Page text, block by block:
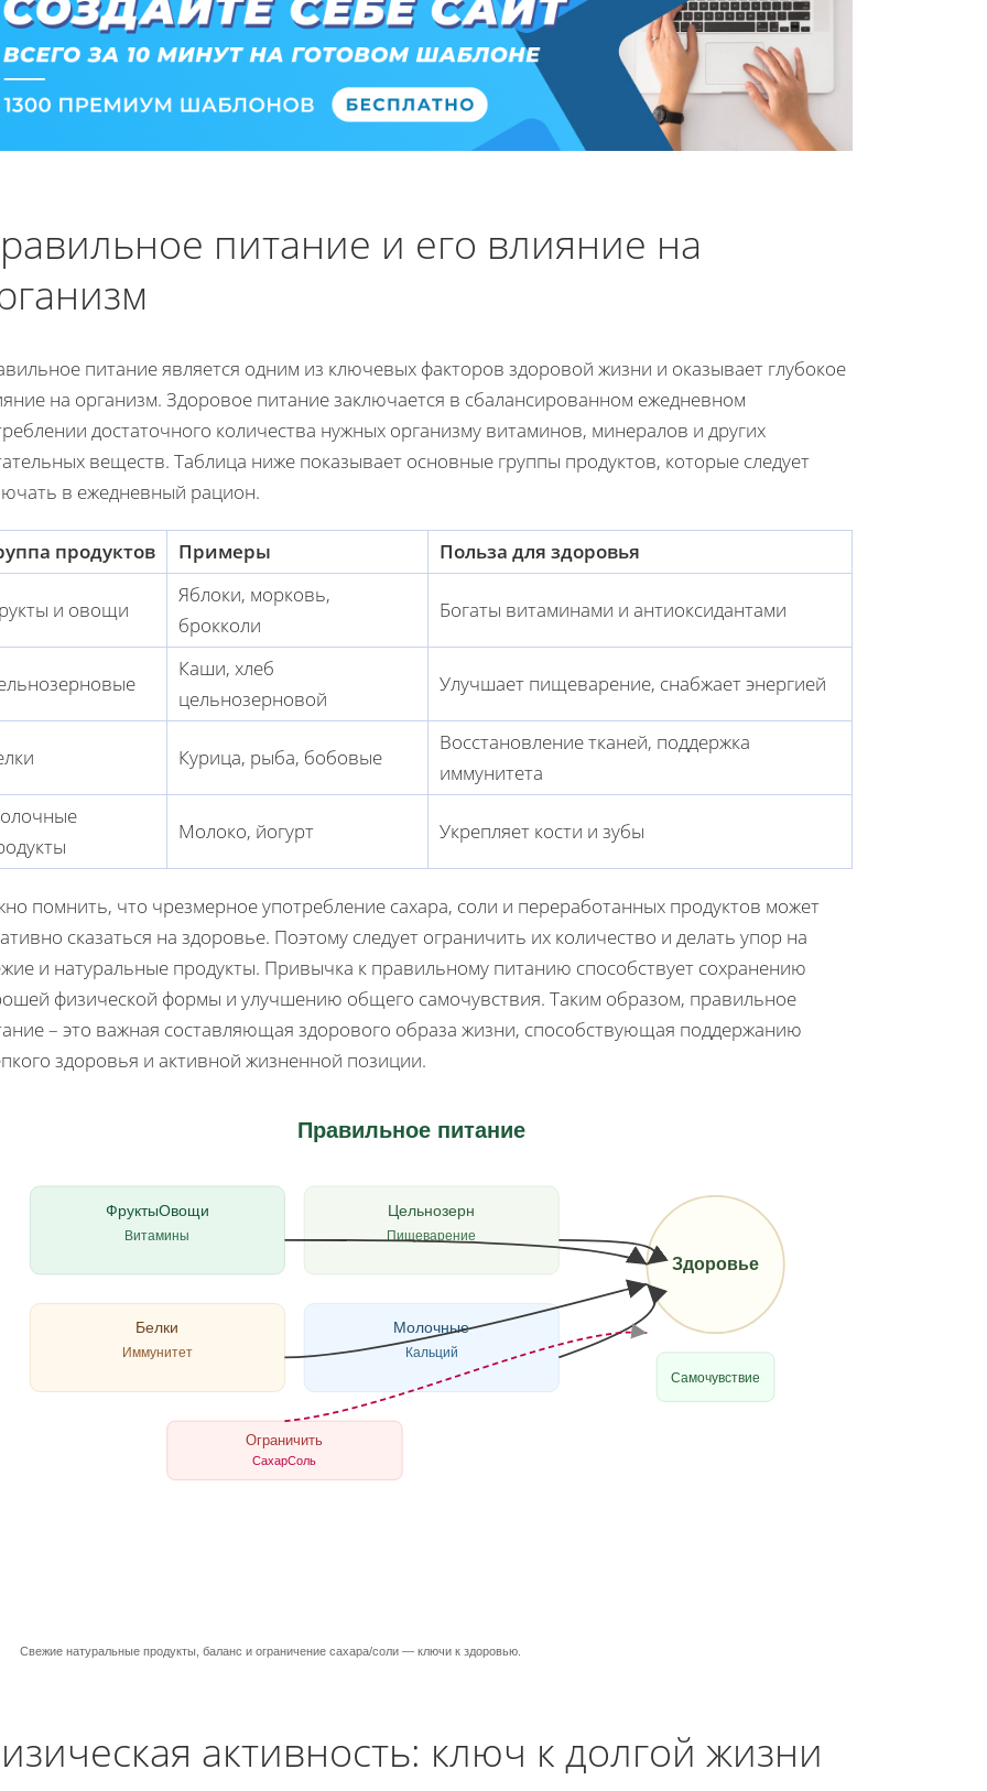
питание и его влияние на
питание является одним из ключевых факторов здоровой жизни и оказывает глубокое
на организм. Здоровое питание заключается в сбалансированном ежедневном
достаточного количества нужных организму витаминов, минералов и других
веществ. Таблица ниже показывает основные группы продуктов, которые следует
в ежедневный рацион.
продуктов Примеры Польза для здоровья
и овощи
Яблоки, морковь,
брокколи
Богаты витаминами и антиоксидантами
Каши, хлеб
цельнозерновой
Улучшает пищеварение, снабжает энергией
Курица, рыба, бобовые
Восстановление тканей, поддержка
иммунитета
Молоко, йогурт Укрепляет кости и зубы
помнить, что чрезмерное употребление сахара, соли и переработанных продуктов может
сказаться на здоровье. Поэтому следует ограничить их количество и делать упор на
и натуральные продукты. Привычка к правильному питанию способствует сохранению
физической формы и улучшению общего самочувствия. Таким образом, правильное
– это важная составляющая здорового образа жизни, способствующая поддержанию
здоровья и активной жизненной позиции.
Правильное питание
ФруктыОвощи
Витамины
Цельнозерн
Пищеварение
Белки
Иммунитет
Молочные
Кальций
Здоровье
Ограничить
СахарСоль
Самочувствие
Свежие натуральные продукты, баланс и ограничение сахара/соли — ключи к здоровью.
активность: ключ к долгой жизни